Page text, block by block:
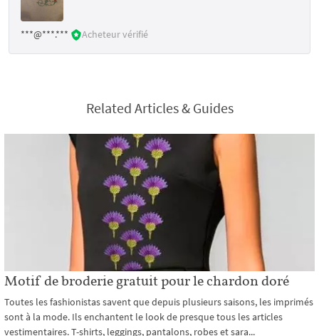
***@***.*** Acheteur vérifié
Related Articles & Guides
Motif de broderie gratuit pour le chardon doré
Toutes les fashionistas savent que depuis plusieurs saisons, les imprimés
sont à la mode. Ils enchantent le look de presque tous les articles
vestimentaires. T-shirts, leggings, pantalons, robes et sara...